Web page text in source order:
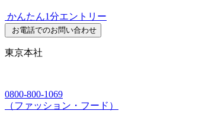
かんたん1分エントリー
お電話でのお問い合わせ
東京本社
0800-800-1069
（ファッション・フード）